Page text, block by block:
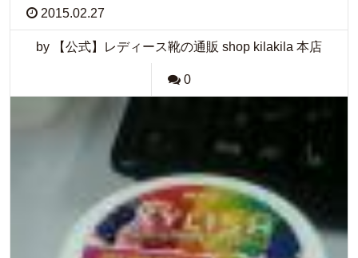
2015.02.27
by 【公式】レディース靴の通販 shop kilakila 本店
0